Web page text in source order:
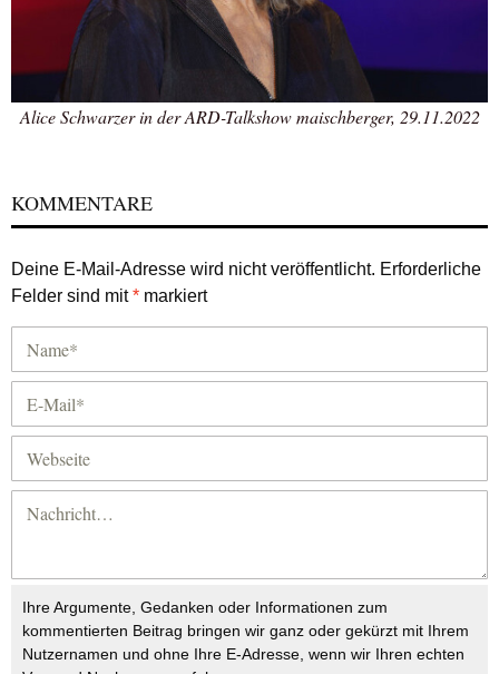
Alice Schwarzer in der ARD-Talkshow maischberger, 29.11.2022
KOMMENTARE
Deine E-Mail-Adresse wird nicht veröffentlicht. Erforderliche
Felder sind mit* markiert
Ihre Argumente, Gedanken oder Informationen zum
kommentierten Beitrag bringen wir ganz oder gekürzt mit Ihrem
Nutzernamen und ohne Ihre E-Adresse, wenn wir Ihren echten